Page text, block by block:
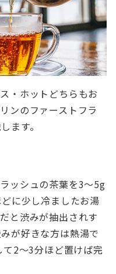
・ホットどちらもお
ンのファーストフラ
ます。
ッシュの茶葉を3～5g
に少し冷ましたお湯
と渋みが抽出されす
が好きな方は熱湯で
2～3分ほど置けば完